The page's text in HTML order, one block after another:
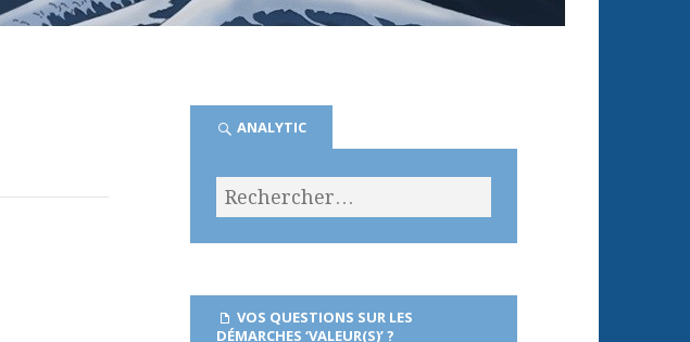
ANALYTIC
VOS QUESTIONS SUR LES
DÉMARCHES ‘VALEUR(S)’ ?